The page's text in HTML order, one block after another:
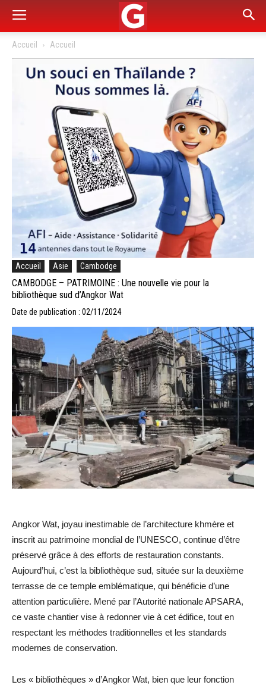
Accueil Accueil
Accueil Asie Cambodge
CAMBODGE – PATRIMOINE : Une nouvelle vie pour la
bibliothèque sud d’Angkor Wat
Date de publication : 02/11/2024
Angkor Wat, joyau inestimable de l’architecture khmère et
inscrit au patrimoine mondial de l’UNESCO, continue d’être
préservé grâce à des efforts de restauration constants.
Aujourd’hui, c’est la bibliothèque sud, située sur la deuxième
terrasse de ce temple emblématique, qui bénéficie d’une
attention particulière. Mené par l’Autorité nationale APSARA,
ce vaste chantier vise à redonner vie à cet édifice, tout en
respectant les méthodes traditionnelles et les standards
modernes de conservation.
Les « bibliothèques » d’Angkor Wat, bien que leur fonction